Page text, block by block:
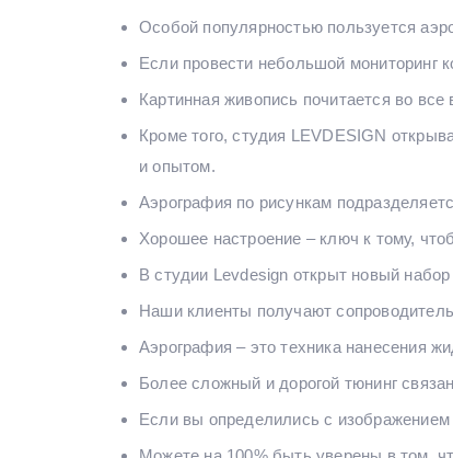
Особой популярностью пользуется
Если провести небольшой мониторинг
Картинная живопись почитается во
Кроме того, студия LEVDESIGN
и опытом.
Аэрография по рисункам
Хорошее настроение – ключ к тому,
В студии Levdesign открыт новый
Наши клиенты получают
Аэрография – это техника нанесения
Более сложный и дорогой тюнинг
Если вы определились с изображением